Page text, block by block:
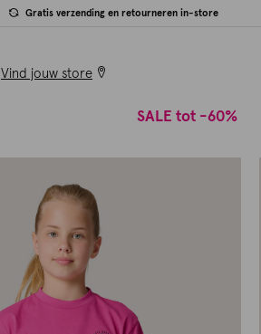
Gratis verzending en retourneren in-store
Vind jouw store
SALE tot -60%